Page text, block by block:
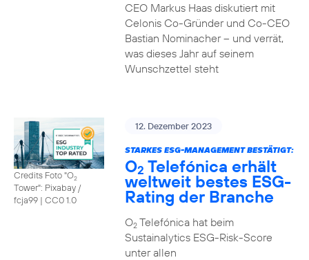
CEO Markus Haas diskutiert mit
Celonis Co-Gründer und Co-CEO
Bastian Nominacher – und verrät,
was dieses Jahr auf seinem
Wunschzettel steht
Credits Foto "O2
Tower": Pixabay /
fcja99 | CC0 1.0
12. Dezember 2023
STARKES ESG-MANAGEMENT BESTÄTIGT:
O2 Telefónica erhält
weltweit bestes ESG-
Rating der Branche
O2Telefónica hat beim
Sustainalytics ESG-Risk-Score
unter allen